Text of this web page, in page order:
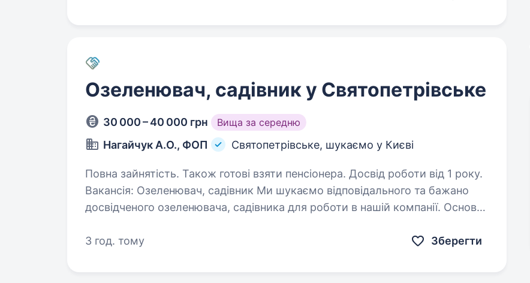
Озеленювач, садівник у Святопетрівське
30 000 – 40 000 грн Вища за середню
Нагайчук А.О., ФОП Святопетрівське, шукаємо у Києві
Повна зайнятість. Також готові взяти пенсіонера. Досвід роботи від 1 року.
Вакансія: Озеленювач, садівник Ми шукаємо відповідального та бажано
досвідченого озеленювача, садівника для роботи в нашій компанії. Основні
насадженнями…
3 год. тому Зберегти